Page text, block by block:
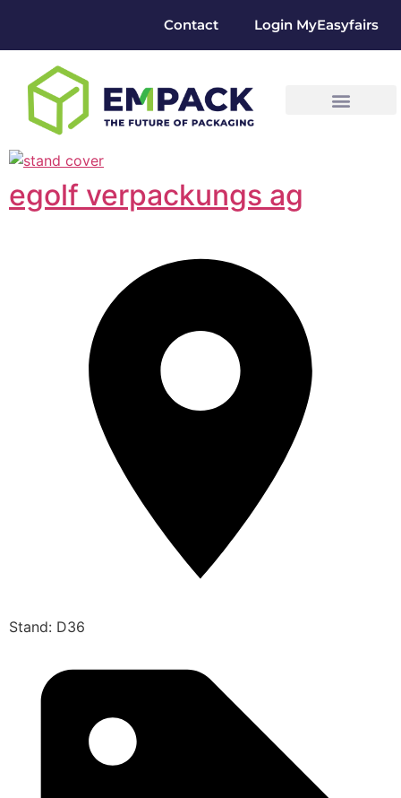
Contact Login MyEasyfairs
egolf verpackungs ag
Stand: D36